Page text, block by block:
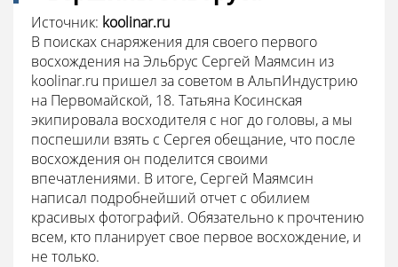
Источник: koolinar.ru
В поисках снаряжения для своего первого
восхождения на Эльбрус Сергей Маямсин из
koolinar.ru пришел за советом в АльпИндустрию
на Первомайской, 18. Татьяна Косинская
экипировала восходителя с ног до головы, а мы
поспешили взять с Сергея обещание, что после
восхождения он поделится своими
впечатлениями. В итоге, Сергей Маямсин
написал подробнейший отчет с обилием
красивых фотографий. Обязательно к прочтению
всем, кто планирует свое первое восхождение, и
не только.